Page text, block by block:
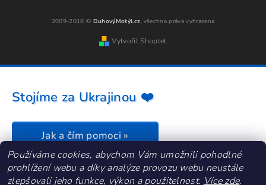
2009-2018 © DuhovýMotýl.cz, všechna práva vyhrazena
Vytvořil Shoptet
Používáme cookies, abychom Vám umožnili pohodlné
prohlížení webu a díky analýze provozu webu neustále
zlepšovali jeho funkce, výkon a použitelnost. Více zde.
Stojíme za Ukrajinou ❤️
Jak a čím pomoci »